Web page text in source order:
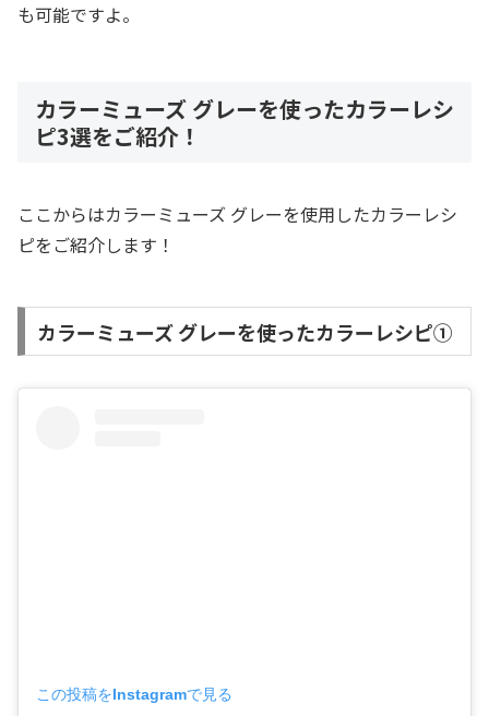
も可能ですよ。
カラーミューズ グレーを使ったカラーレシ
ピ3選をご紹介！
ここからはカラーミューズ グレーを使用したカラーレシ
ピをご紹介します！
カラーミューズ グレーを使ったカラーレシピ①
この投稿をInstagramで見る